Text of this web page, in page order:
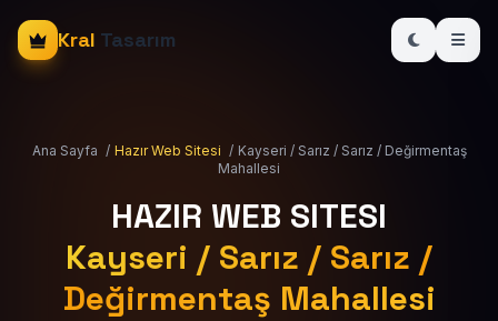
Kral Tasarım
Ana Sayfa / Hazır Web Sitesi / Kayseri / Sarız / Sarız / Değirmentaş
Mahallesi
HAZIR WEB SITESI
Kayseri / Sarız / Sarız /
Değirmentaş Mahallesi